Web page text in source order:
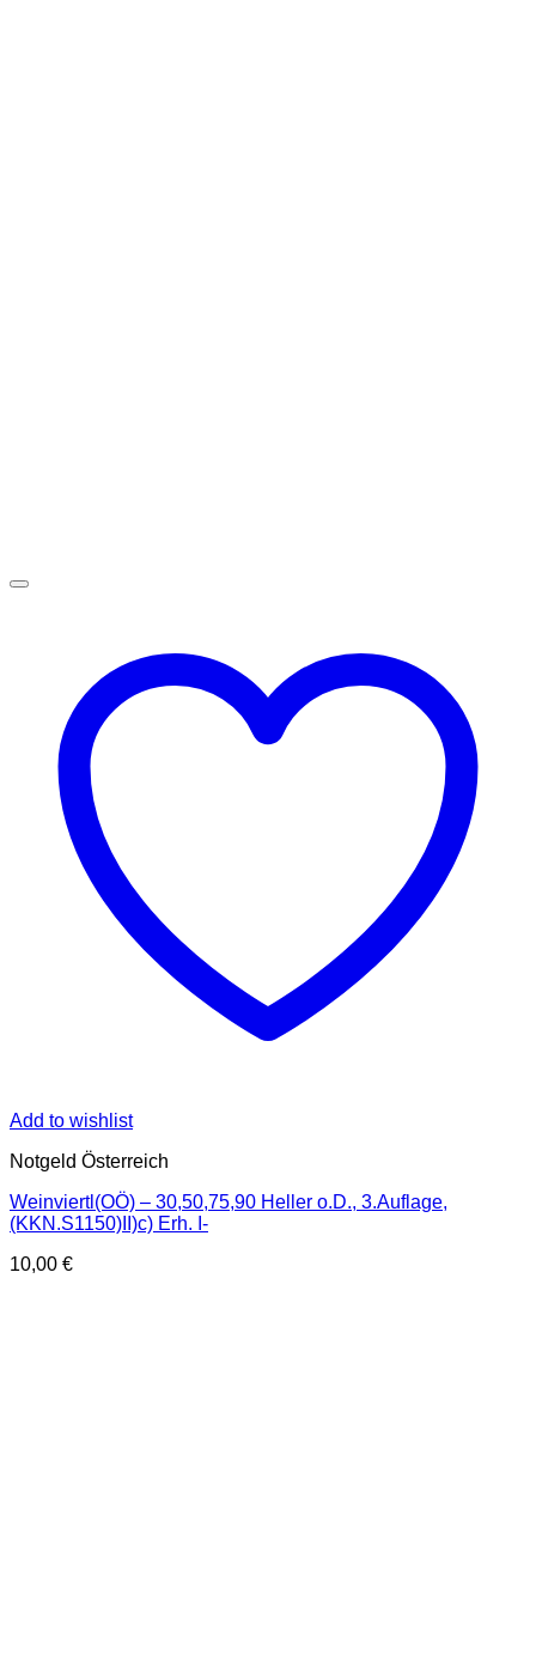
Add to wishlist
Notgeld Österreich
Weinviertl(OÖ) – 30,50,75,90 Heller o.D., 3.Auflage,
(KKN.S1150)II)c) Erh. I-
10,00 €